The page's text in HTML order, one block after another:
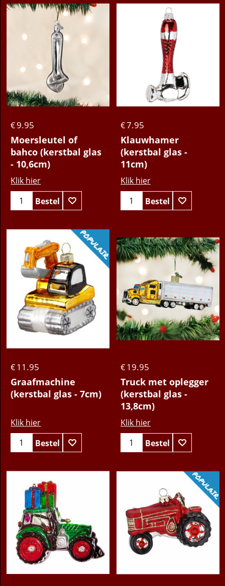
€9.95
Moersleutel of
bahco (kerstbal glas
- 10,6cm)
Klik hier
Bestel
€7.95
Klauwhamer
(kerstbal glas -
11cm)
Klik hier
Bestel
€11.95
Graafmachine
(kerstbal glas - 7cm)
Klik hier
Bestel
€19.95
Truck met oplegger
(kerstbal glas -
13,8cm)
Klik hier
Bestel